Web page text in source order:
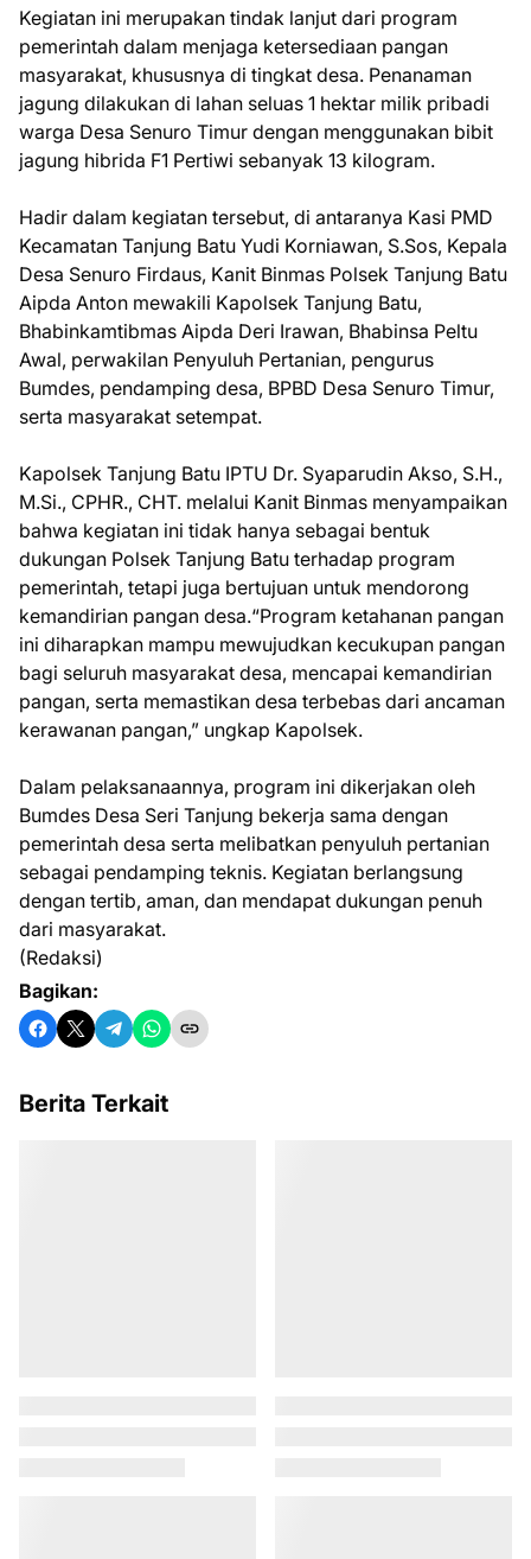
Kegiatan ini merupakan tindak lanjut dari program
pemerintah dalam menjaga ketersediaan pangan
masyarakat, khususnya di tingkat desa. Penanaman
jagung dilakukan di lahan seluas 1 hektar milik pribadi
warga Desa Senuro Timur dengan menggunakan bibit
jagung hibrida F1 Pertiwi sebanyak 13 kilogram.
Hadir dalam kegiatan tersebut, di antaranya Kasi PMD
Kecamatan Tanjung Batu Yudi Korniawan, S.Sos, Kepala
Desa Senuro Firdaus, Kanit Binmas Polsek Tanjung Batu
Aipda Anton mewakili Kapolsek Tanjung Batu,
Bhabinkamtibmas Aipda Deri Irawan, Bhabinsa Peltu
Awal, perwakilan Penyuluh Pertanian, pengurus
Bumdes, pendamping desa, BPBD Desa Senuro Timur,
serta masyarakat setempat.
Kapolsek Tanjung Batu IPTU Dr. Syaparudin Akso, S.H.,
M.Si., CPHR., CHT. melalui Kanit Binmas menyampaikan
bahwa kegiatan ini tidak hanya sebagai bentuk
dukungan Polsek Tanjung Batu terhadap program
pemerintah, tetapi juga bertujuan untuk mendorong
kemandirian pangan desa.“Program ketahanan pangan
ini diharapkan mampu mewujudkan kecukupan pangan
bagi seluruh masyarakat desa, mencapai kemandirian
pangan, serta memastikan desa terbebas dari ancaman
kerawanan pangan,” ungkap Kapolsek.
Dalam pelaksanaannya, program ini dikerjakan oleh
Bumdes Desa Seri Tanjung bekerja sama dengan
pemerintah desa serta melibatkan penyuluh pertanian
sebagai pendamping teknis. Kegiatan berlangsung
dengan tertib, aman, dan mendapat dukungan penuh
dari masyarakat.
(Redaksi)
Bagikan:
Berita Terkait